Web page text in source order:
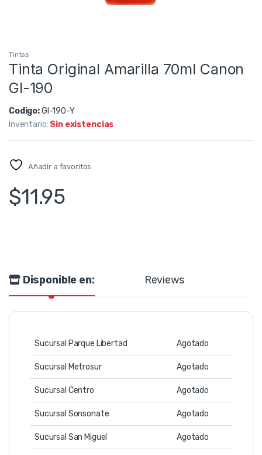
Tintas
Tinta Original Amarilla 70ml Canon
GI-190
Codigo:GI-190-Y
Inventario: Sin existencias
Añadir a favoritos
$11.95
Disponible en: Reviews
Sucursal Parque Libertad Agotado
Sucursal Metrosur Agotado
Sucursal Centro Agotado
Sucursal Sonsonate Agotado
Sucursal San Miguel Agotado